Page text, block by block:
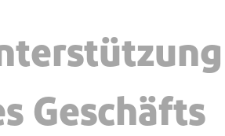
Geschäfts